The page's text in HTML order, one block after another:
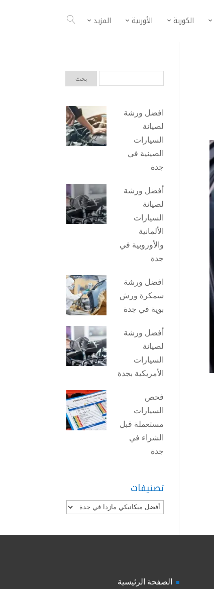
الكورية الأوربية المزيد
افضل ورشة
لصيانة
السيارات
الصينية في
جدة
أفضل ورشة
لصيانة
السيارات
الألمانية
والأوروبية في
جدة
افضل ورشة
سمكرة ورش
بوية في جدة
أفضل ورشة
لصيانة
السيارات
الأمريكية بجدة
فحص
السيارات
مستعملة قبل
الشراء في
جدة
تصنيفات
تصنيفات
الصفحة الرئيسية